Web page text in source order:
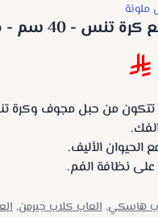
ملونة
- 40 سم - ملونة
تتكون من حبل مجوف وكرة
الحيوان الأليف.
على نظافة الفم.
هاسكي, العاب كلاب جيرمن,